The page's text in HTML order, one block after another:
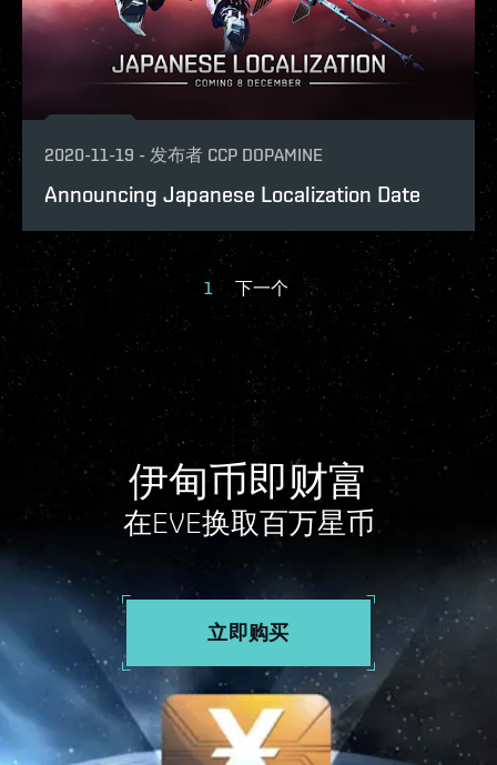
2020-11-19 - 发布者 CCP DOPAMINE
Announcing Japanese Localization Date
1 下一个
伊甸币即财富
在EVE换取百万星币
立即购买